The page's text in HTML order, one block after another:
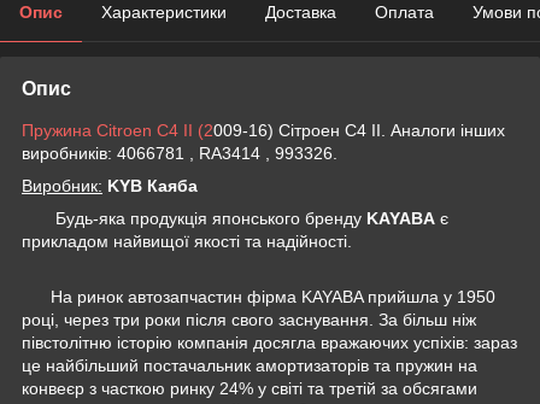
Опис Характеристики Доставка Оплата Умови
Опис
Пружина Citroen C4 II (2009-16) Сітроен С4 II. Аналоги інших
виробників: 4066781 , RA3414 , 993326.
Виробник: KYB Каяба
Будь-яка продукція японського бренду KAYABA є
прикладом найвищої якості та надійності.
На ринок автозапчастин фірма KAYABA прийшла у 1950
році, через три роки після свого заснування. За більш ніж
півстолітню історію компанія досягла вражаючих успіхів: зараз
це найбільший постачальник амортизаторів та пружин на
конвеєр з часткою ринку 24% у світі та третій за обсягами